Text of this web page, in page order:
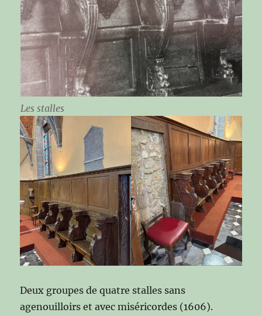
Les stalles
Deux groupes de quatre stalles sans
agenouilloirs et avec miséricordes (1606).